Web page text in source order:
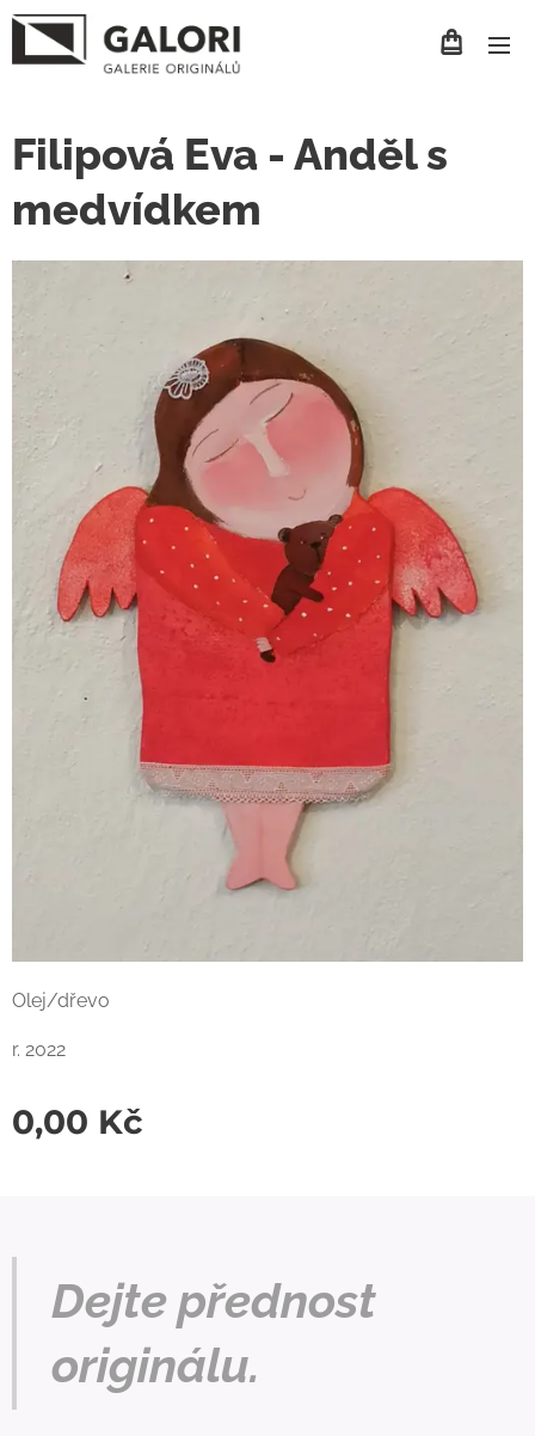
Filipová Eva - Anděl s
medvídkem
Olej/dřevo
r. 2022
0,00 Kč
Dejte přednost
originálu.